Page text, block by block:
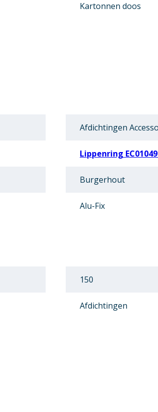
Kartonnen doos
Afdichtingen
Lippenring
Burgerhout
Alu-Fix
150
Afdichtingen